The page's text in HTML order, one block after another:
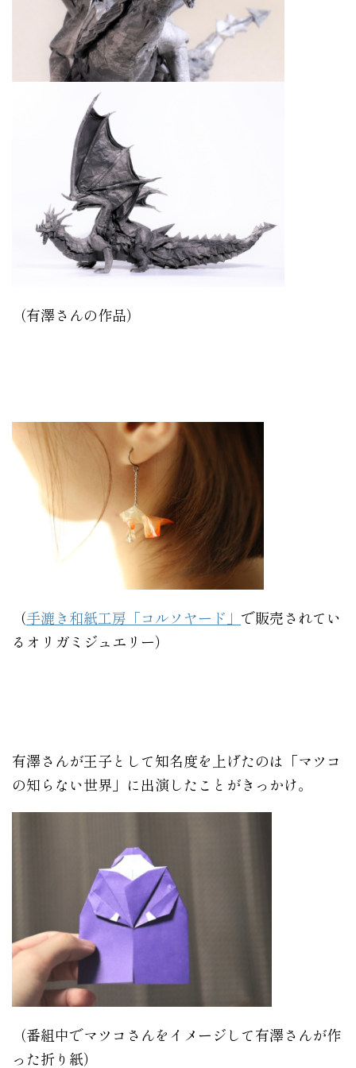
（有澤さんの作品）
（手漉き和紙工房「コルソヤード」 で販売されてい
るオリガミジュエリー）
有澤さんが王子として知名度を上げたのは「マツコ
の知らない世界」に出演したことがきっかけ。
（番組中でマツコさんをイメージして有澤さんが作
った折り紙）